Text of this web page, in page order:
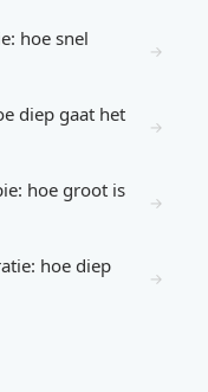
hoe snel
→
diep gaat het
→
hoe groot is
→
hoe diep
→